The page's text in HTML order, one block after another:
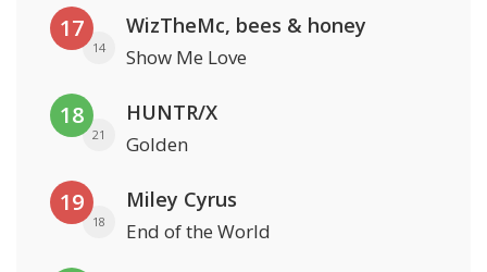
17
14
WizTheMc, bees & honey
Show Me Love
18
21
HUNTR/X
Golden
19
18
Miley Cyrus
End of the World